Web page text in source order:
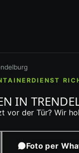
IN
vor der Tür? Wir
Foto per